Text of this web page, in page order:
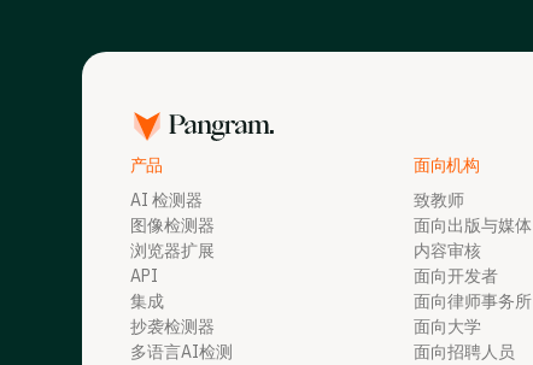
产品
AI 检测器
图像检测器
浏览器扩展
API
集成
抄袭检测器
多语言AI检测
面向机构
致教师
面向出版与媒体
内容审核
面向开发者
面向律师事务所
面向大学
面向招聘人员